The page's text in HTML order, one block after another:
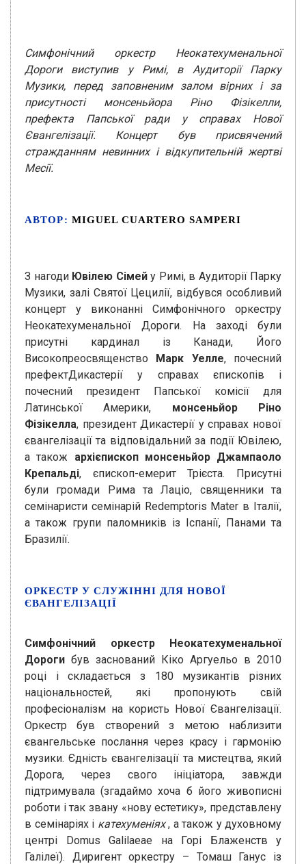
Симфонічний оркестр Неокатехуменальної
Дороги виступив у Римі, в Аудиторії Парку
Музики, перед заповненим залом вірних і за
присутності монсеньйора Ріно Фізікелли,
префекта Папської ради у справах Нової
Євангелізації. Концерт був присвячений
стражданням невинних і відкупительній жертві
Месії.
АВТОР: MIGUEL CUARTERO SAMPERI
З нагоди Ювілею Сімейу Римі, в Аудиторії Парку
Музики, залі Святої Цецилії, відбувся особливий
концерт у виконанні Симфонічного оркестру
Неокатехуменальної Дороги. На заході були
присутні кардинал із Канади, Його
Високопреосвященство Марк Уелле, почесний
префектДикастерії у справах єпископів і
почесний президент Папської комісії для
Латинської Америки, монсеньйор Ріно
Фізікелла, президент Дикастерії у справах нової
євангелізації та відповідальний за події Ювілею,
а також архієпископ монсеньйор Джампаоло
Крепальді, єпископ-емерит Трієста. Присутні
були громади Рима та Лаціо, священники та
семінаристи семінарій Redemptoris Mater в Італії,
а також групи паломників із Іспанії, Панами та
Бразилії.
ОРКЕСТР У СЛУЖІННІ ДЛЯ НОВОЇ
ЄВАНГЕЛІЗАЦІЇ
Симфонічний оркестр Неокатехуменальної
Дороги був заснований Кіко Аргуельо в 2010
році і складається з 180 музикантів різних
національностей, які пропонують свій
професіоналізм на користь Нової Євангелізації.
Оркестр був створений з метою наблизити
євангельське послання через красу і гармонію
музики. Єдність євангелізації та мистецтва, який
Дорога, через свого ініціатора, завжди
підтримувала (згадаймо хоча б його живописні
роботи і так звану «нову естетику», представлену
в семінаріях і катехуменіях, а також у духовному
центрі Domus Galilaeae на Горі Блаженств у
Галілеї). Диригент оркестру – Томаш Ганус із